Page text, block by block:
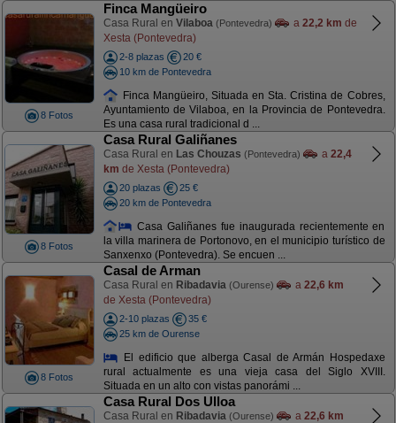
8 Fotos
Finca Mangüeiro
Casa Rural en Vilaboa (Pontevedra) a 22,2 km de
Xesta (Pontevedra)
2-8 plazas
20 €
10 km de Pontevedra
Finca Mangüeiro, Situada en Sta. Cristina de Cobres,
Ayuntamiento de Vilaboa, en la Provincia de Pontevedra.
Es una casa rural tradicional d ...
8 Fotos
Casa Rural Galiñanes
Casa Rural en Las Chouzas (Pontevedra) a 22,4
km de Xesta (Pontevedra)
20 plazas
25 €
20 km de Pontevedra
Casa Galiñanes fue inaugurada recientemente en
la villa marinera de Portonovo, en el municipio turístico de
Sanxenxo (Pontevedra). Se encuen ...
8 Fotos
Casal de Arman
Casa Rural en Ribadavia (Ourense) a 22,6 km
de Xesta (Pontevedra)
2-10 plazas
35 €
25 km de Ourense
El edificio que alberga Casal de Armán Hospedaxe
rural actualmente es una vieja casa del Siglo XVIII.
Situada en un alto con vistas panorámi ...
Casa Rural Dos Ulloa
Casa Rural en Ribadavia (Ourense) a 22,6 km